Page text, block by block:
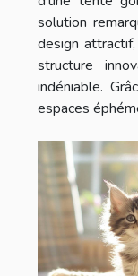
solution
design
structure
indéniable.
espaces